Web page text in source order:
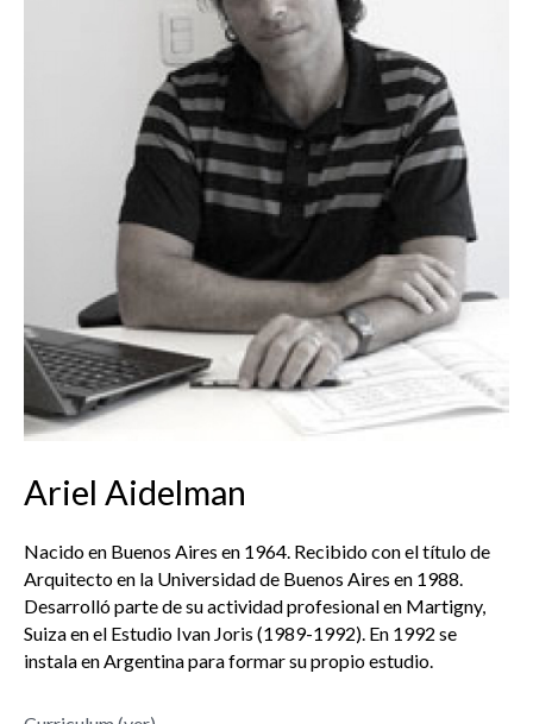
Ariel Aidelman
Nacido en Buenos Aires en 1964. Recibido con el título de
Arquitecto en la Universidad de Buenos Aires en 1988.
Desarrolló parte de su actividad profesional en Martigny,
Suiza en el Estudio Ivan Joris (1989-1992). En 1992 se
instala en Argentina para formar su propio estudio.